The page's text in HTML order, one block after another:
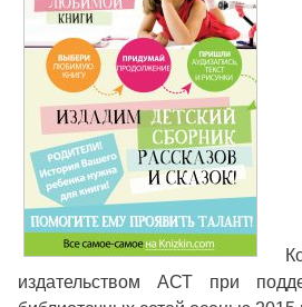
издательством АСТ при